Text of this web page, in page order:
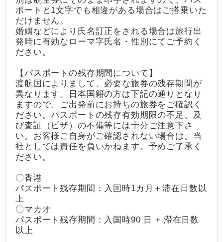
ポートと1文字でも相違がある場合はご搭乗いた
だけません。
婚姻などにより氏名訂正をされる場合は旅行出
発時に有効なローマ字氏名・性別にてご予約く
ださい。
【パスポートの残存期間について】
渡航国によりまして、必要な旅券の残存期間が
異なります。日本国籍の方は下記の通りとなり
ますので、ご出発前にお持ちの旅券をご確認く
ださい。パスポートの残存有効期限の不足、及
び査証（ビザ）の不備等には十分ご注意下さ
い。お客様ご自身がご確認されない場合は、当
社としては責任を負いかねます。予めご了承く
ださい。
〇香港
パスポート残存期間：入国時1カ月＋滞在日数以
上
〇マカオ
パスポート残存期間：入国時90 日 + 滞在日数
以上